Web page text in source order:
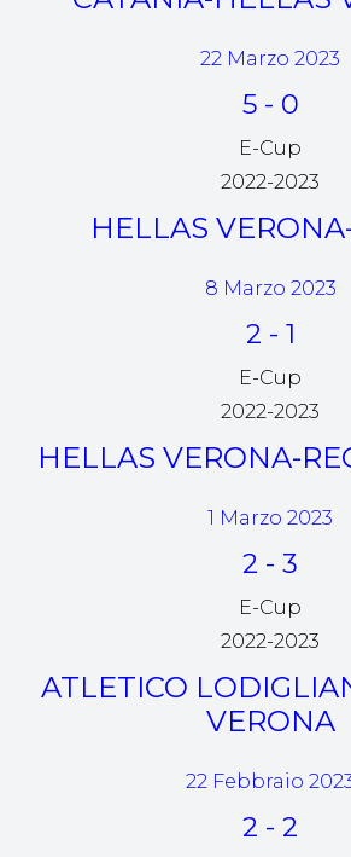
22 Marzo 2023
5- 0
E-Cup
2022-2023
HELLAS
8 Marzo 2023
2 - 1
E-Cup
2022-2023
HELLAS VERONA-
1 Marzo 2023
2 - 3
E-Cup
2022-2023
ATLETICO
VERONA
22 Febbraio
2 - 2